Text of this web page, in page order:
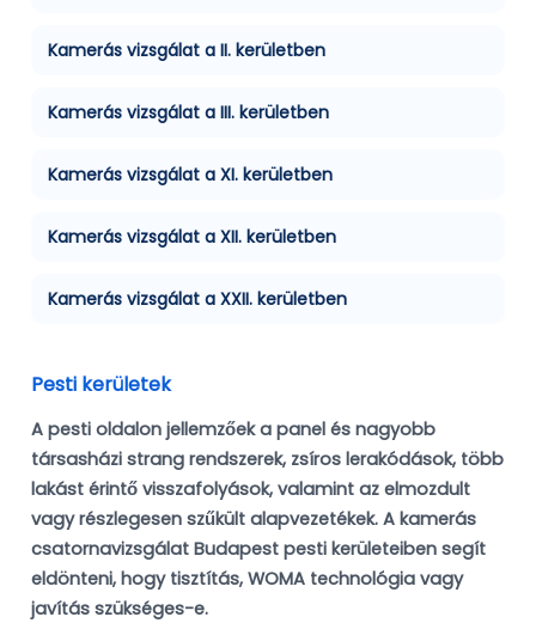
Kamerás vizsgálat a II. kerületben
Kamerás vizsgálat a III. kerületben
Kamerás vizsgálat a XI. kerületben
Kamerás vizsgálat a XII. kerületben
Kamerás vizsgálat a XXII. kerületben
Pesti kerületek
A pesti oldalon jellemzőek a panel és nagyobb
társasházi strang rendszerek, zsíros lerakódások, több
lakást érintő visszafolyások, valamint az elmozdult
vagy részlegesen szűkült alapvezetékek. A kamerás
csatornavizsgálat Budapest pesti kerületeiben segít
eldönteni, hogy tisztítás, WOMA technológia vagy
javítás szükséges-e.